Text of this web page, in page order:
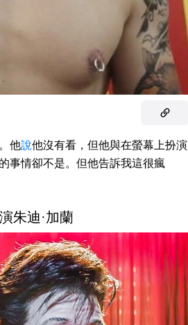
他說他沒有看，但他與在螢幕上扮演
事情卻不是。但他告訴我這很瘋
朱迪·加蘭